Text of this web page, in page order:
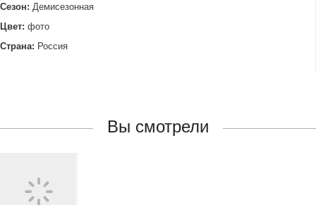
Сезон: Демисезонная
Цвет: фото
Страна: Россия
Вы смотрели